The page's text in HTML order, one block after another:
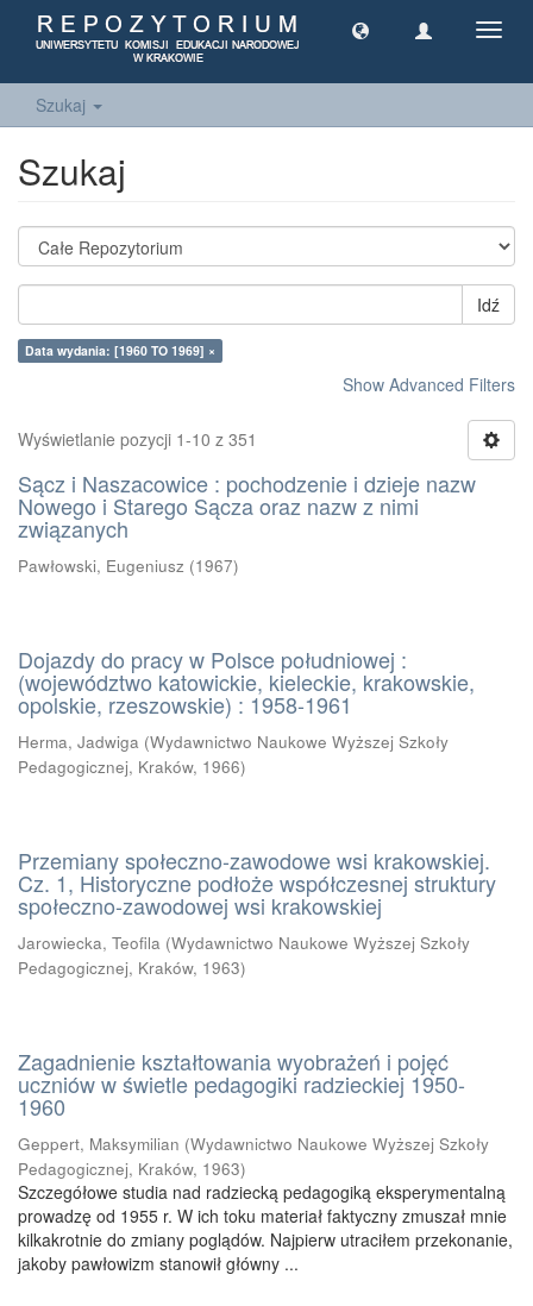
Szukaj
Szukaj
Idź
Data wydania: [1960 TO 1969] ×
Show Advanced Filters
Wyświetlanie pozycji 1-10 z 351
Sącz i Naszacowice : pochodzenie i dzieje nazw
Nowego i Starego Sącza oraz nazw z nimi
związanych
Pawłowski, Eugeniusz (1967)
Dojazdy do pracy w Polsce południowej :
(województwo katowickie, kieleckie, krakowskie,
opolskie, rzeszowskie) : 1958-1961
Herma, Jadwiga (Wydawnictwo Naukowe Wyższej Szkoły
Pedagogicznej, Kraków, 1966)
Przemiany społeczno-zawodowe wsi krakowskiej.
Cz. 1, Historyczne podłoże współczesnej struktury
społeczno-zawodowej wsi krakowskiej
Jarowiecka, Teofila (Wydawnictwo Naukowe Wyższej Szkoły
Pedagogicznej, Kraków, 1963)
Zagadnienie kształtowania wyobrażeń i pojęć
uczniów w świetle pedagogiki radzieckiej 1950-
1960
Geppert, Maksymilian (Wydawnictwo Naukowe Wyższej Szkoły
Pedagogicznej, Kraków, 1963)
Szczegółowe studia nad radziecką pedagogiką eksperymentalną
prowadzę od 1955 r. W ich toku materiał faktyczny zmuszał mnie
kilkakrotnie do zmiany poglądów. Najpierw utraciłem przekonanie,
jakoby pawłowizm stanowił główny ...